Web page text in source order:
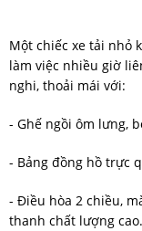
Một chiếc xe tải nhỏ
làm việc nhiều giờ
nghi, thoải mái với:
- Ghế ngồi ôm lưng,
- Bảng đồng hồ trực
- Điều hòa 2 chiều,
thanh chất lượng cao.